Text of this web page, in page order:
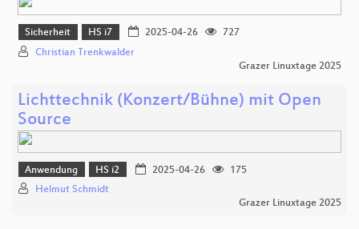
Sicherheit HS i7 2025-04-26
727
Christian Trenkwalder
Grazer Linuxtage 2025
Lichttechnik (Konzert/Bühne) mit Open
Source
Anwendung HS i2 2025-04-26
175
Helmut Schmidt
Grazer Linuxtage 2025